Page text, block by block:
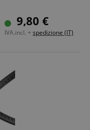
di
9,80 €
IVA.incl. + spedizione (IT)